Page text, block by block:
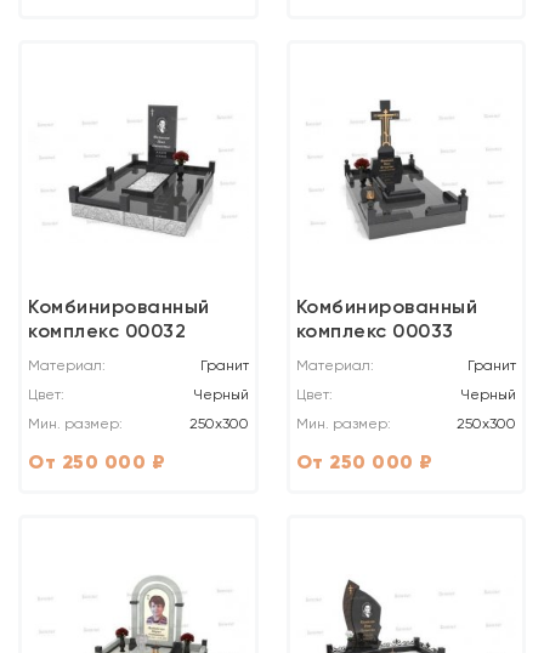
Комбинированный
комплекс 00032
Материал:
Гранит
Цвет:
Черный
Мин. размер:
250x300
От 250 000 ₽
Комбинированный
комплекс 00033
Материал:
Гранит
Цвет:
Черный
Мин. размер:
250x300
От 250 000 ₽